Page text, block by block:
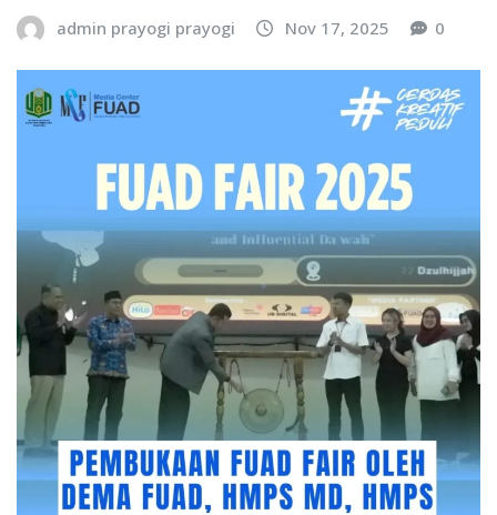
admin prayogi prayogi Nov 17, 2025 0